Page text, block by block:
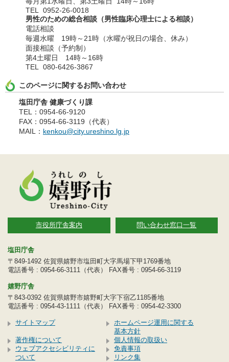
TEL 0952-26-0018
男性のための総合相談（男性臨床心理士による相談）
電話相談
毎週水曜 19時～21時（水曜が祝日の場合、休み）
面接相談（予約制）
第4土曜日 14時～16時
TEL 080-6426-3867
このページに関するお問い合わせ
塩田庁舎 健康づくり課
TEL：0954-66-9120
FAX：0954-66-3119（代表）
MAIL： kenkou@city.ureshino.lg.jp
市役所庁舎案内 問い合わせ窓口一覧
塩田庁舎
〒849-1492 佐賀県嬉野市塩田町大字馬場下甲1769番地
電話番号 : 0954-66-3111（代表） FAX番号 : 0954-66-3119
嬉野庁舎
〒843-0392 佐賀県嬉野市嬉野町大字下宿乙1185番地
電話番号 : 0954-43-1111（代表） FAX番号 : 0954-42-3300
サイトマップ
ホームページ運用に関する
基本方針
著作権について
個人情報の取扱い
ウェブアクセシビリティに
ついて
免責事項
リンク集